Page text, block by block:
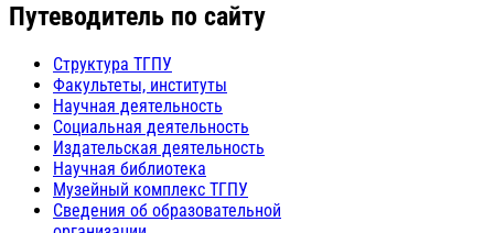
Путеводитель по сайту
Структура ТГПУ
Факультеты, институты
Научная деятельность
Социальная деятельность
Издательская деятельность
Научная библиотека
Музейный комплекс ТГПУ
Сведения об образовательной